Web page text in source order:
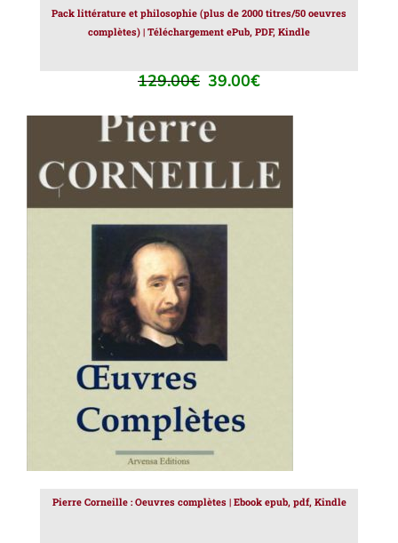
Pack littérature et philosophie (plus de 2000 titres/50 oeuvres
complètes) | Téléchargement ePub, PDF, Kindle
129.00€ Le
initial
était :
129.00€.
39.00€Le
actuel
39.00€.
AJOUTER AU PANIER
Pierre Corneille : Oeuvres complètes | Ebook epub, pdf, Kindle